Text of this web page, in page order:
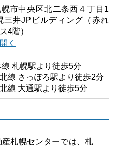
市中央区北二条西４丁目1
三井JPビルディング（赤れ
4階）
く
札幌駅より徒歩5分
線 さっぽろ駅より徒歩2分
線 大通駅より徒歩5分
札幌センターでは、札